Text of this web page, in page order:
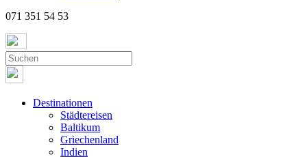
071 351 54 53
Destinationen
Städtereisen
Baltikum
Griechenland
Indien